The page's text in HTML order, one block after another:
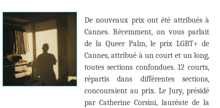
De nouveaux prix ont été attribués à
Cannes. Récemment, on vous parlait
de la Queer Palm, le prix LGBT+ de
Cannes, attribué à un court et un long,
toutes sections confondues. 12 courts,
répartis dans différentes sections,
concouraient au prix. Le Jury, présidé
par Catherine Corsini, lauréate de la